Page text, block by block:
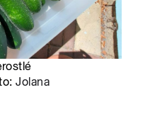
Jolana